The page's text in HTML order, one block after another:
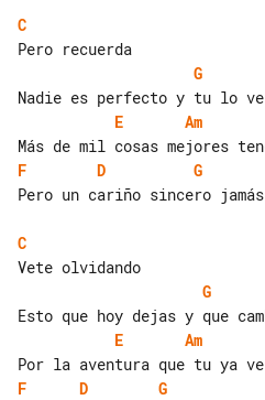
C
G
E
Am
F
D
G
Pero un cariño sincero jamás
C
G
E
Am
F
D
G